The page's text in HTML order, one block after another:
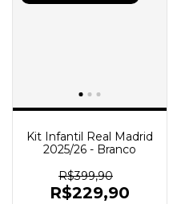
Kit Infantil Real Madrid
2025/26 - Branco
R$399,90
R$229,90